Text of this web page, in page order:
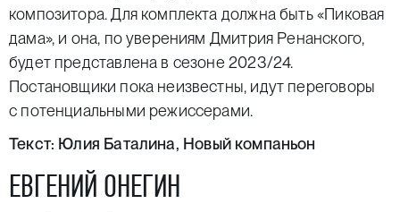
композитора. Для комплекта должна быть «Пиковая
дама», и она, по уверениям Дмитрия Ренанского,
будет представлена в сезоне 2023/24.
Постановщики пока неизвестны, идут переговоры
с потенциальными режиссерами.
Текст: Юлия Баталина, Новый компаньон
ЕВГЕНИЙ ОНЕГИН